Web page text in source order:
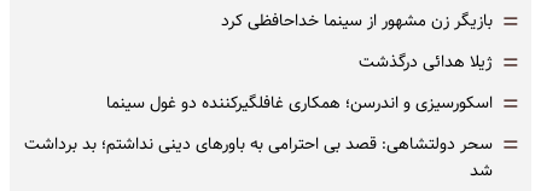
= بازیگر زن مشهور از سینما خداحافظی کرد
= ژیلا هدائی درگذشت
= اسکورسیزی و اندرسن؛ همکاری غافلگیرکننده دو غول سینما
= سحر دولتشاهی: قصد بی احترامی به باورهای دینی نداشتم؛ بد برداشت
شد